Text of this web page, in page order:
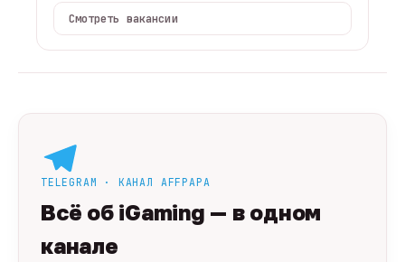
Смотреть вакансии
TELEGRAM · КАНАЛ AFFPAPA
Всё об iGaming — в одном
канале